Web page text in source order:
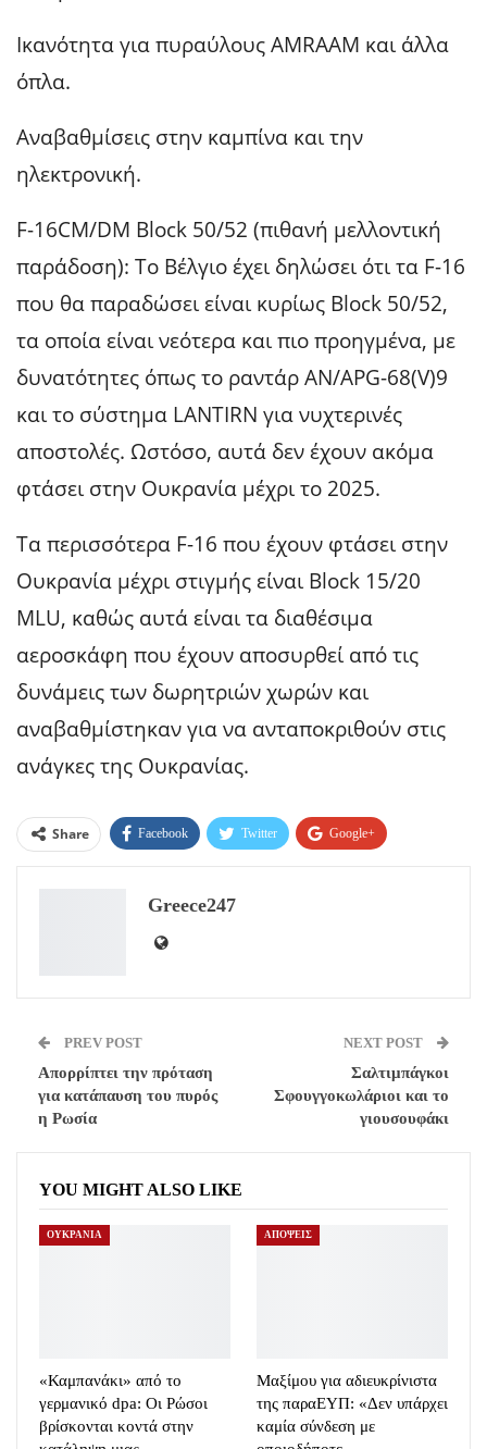
Ικανότητα για πυραύλους AMRAAM και άλλα
όπλα.
Αναβαθμίσεις στην καμπίνα και την
ηλεκτρονική.
F-16CM/DM Block 50/52 (πιθανή μελλοντική
παράδοση): Το Βέλγιο έχει δηλώσει ότι τα F-16
που θα παραδώσει είναι κυρίως Block 50/52,
τα οποία είναι νεότερα και πιο προηγμένα, με
δυνατότητες όπως το ραντάρ AN/APG-68(V)9
και το σύστημα LANTIRN για νυχτερινές
αποστολές. Ωστόσο, αυτά δεν έχουν ακόμα
φτάσει στην Ουκρανία μέχρι το 2025.
Τα περισσότερα F-16 που έχουν φτάσει στην
Ουκρανία μέχρι στιγμής είναι Block 15/20
MLU, καθώς αυτά είναι τα διαθέσιμα
αεροσκάφη που έχουν αποσυρθεί από τις
δυνάμεις των δωρητριών χωρών και
αναβαθμίστηκαν για να ανταποκριθούν στις
ανάγκες της Ουκρανίας.
Share Facebook Twitter Google+
Greece247
PREV POST
Απορρίπτει την πρόταση
για κατάπαυση του πυρός
η Ρωσία
NEXT POST
Σαλτιμπάγκοι
Σφουγγοκωλάριοι και το
γιουσουφάκι
YOU MIGHT ALSO LIKE
ΟΥΚΡΑΝΙΑ
«Καμπανάκι» από το
γερμανικό dpa: Οι Ρώσοι
βρίσκονται κοντά στην
ΑΠΟΨΕΙΣ
Μαξίμου για αδιευκρίνιστα
της παραΕΥΠ: «Δεν υπάρχει
καμία σύνδεση με